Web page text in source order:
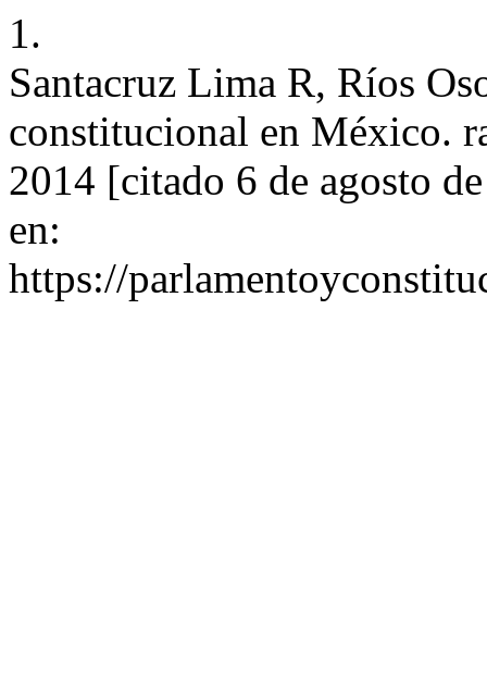
1.
Santacruz Lima R, Ríos
constitucional en México.
2014 [citado 6 de agosto
en:
https://